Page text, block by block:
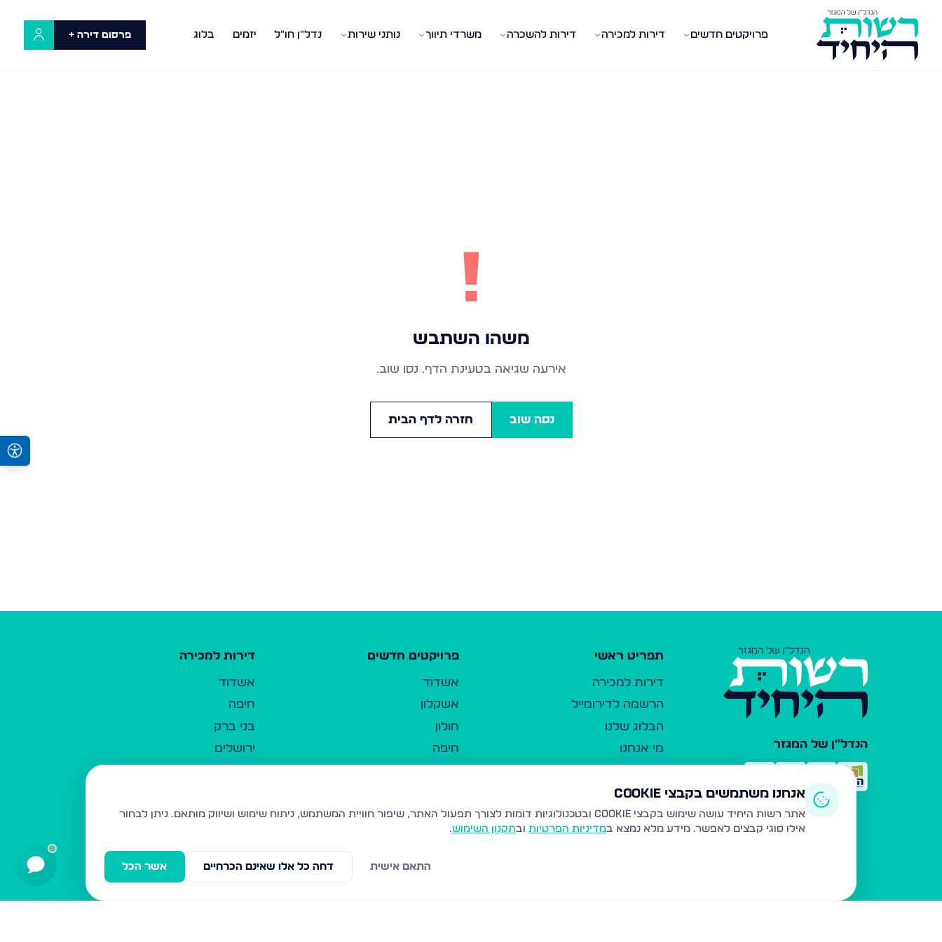
פרויקטים חדשים דירות למכירה דירות להשכרה משרדי תיווך נותני שירות נדל"ן חו"ל יזמים בלוג פרסום דירה +
!
משהו השתבש
אירעה שגיאה בטעינת הדף. נסו שוב.
נסה שוב חזרה לדף הבית
הנדל"ן של המגזר
תפריט ראשי
דירות למכירה
הרשמה לדירומייל
הבלוג שלנו
מי אנחנו
כלי עזר
פרסום ברשות היחיד
משרדי תיווך
פרויקטים חדשים
אשדוד
אשקלון
חולון
חיפה
נהריה
עמנואל
דירות למכירה
אשדוד
חיפה
בני ברק
ירושלים
בית שמש
ביתר עילית
אנחנו משתמשים בקבצי Cookie
אתר רשות היחיד עושה שימוש בקבצי Cookie ובטכנולוגיות דומות לצורך תפעול האתר, שיפור חוויית המשתמש, ניתוח שימוש ושיווק מותאם.
ניתן לבחור
אילו סוגי קבצים לאפשר. מידע מלא נמצא במדיניות הפרטיות ובתקנון השימוש.
אשר הכל דחה כל אלו שאינם הכרחיים התאם אישית